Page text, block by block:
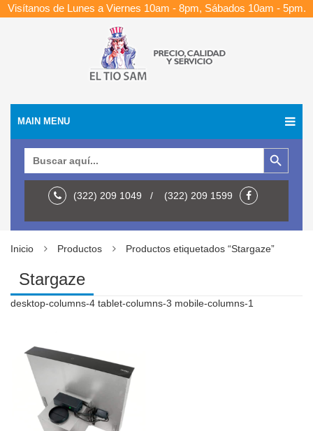
Visítanos de Lunes a Viernes 10am - 8pm, Sábados 10am - 5pm.
MAIN MENU
Botón de búsqueda
(322) 209 1049 / (322) 209 1599
Inicio Productos Productos etiquetados “Stargaze”
Stargaze
desktop-columns-4 tablet-columns-3 mobile-columns-1